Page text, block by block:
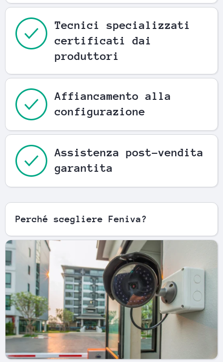
Tecnici specializzati
certificati dai
produttori
Affiancamento alla
configurazione
Assistenza post-vendita
garantita
Perché scegliere Feniva?